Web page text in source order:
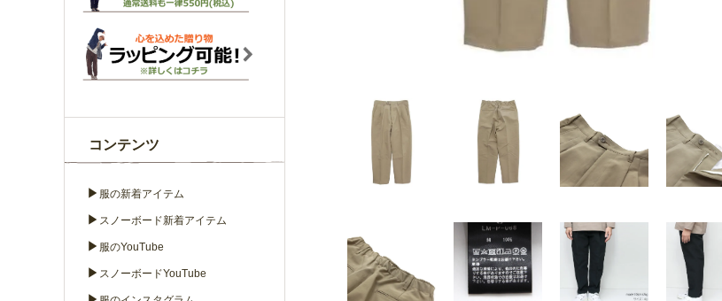
コンテンツ
▶ 服の新着アイテム
▶ スノーボード新着アイテム
▶ 服のYouTube
▶ スノーボードYouTube